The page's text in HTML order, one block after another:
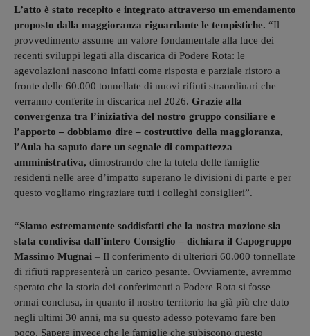
L’atto è stato recepito e integrato attraverso un emendamento
proposto dalla maggioranza riguardante le tempistiche. “Il
provvedimento assume un valore fondamentale alla luce dei
recenti sviluppi legati alla discarica di Podere Rota: le
agevolazioni nascono infatti come risposta e parziale ristoro a
fronte delle 60.000 tonnellate di nuovi rifiuti straordinari che
verranno conferite in discarica nel 2026. Grazie alla
convergenza tra l’iniziativa del nostro gruppo consiliare e
l’apporto – dobbiamo dire – costruttivo della maggioranza,
l’Aula ha saputo dare un segnale di compattezza
amministrativa, dimostrando che la tutela delle famiglie
residenti nelle aree d’impatto superano le divisioni di parte e per
questo vogliamo ringraziare tutti i colleghi consiglieri”.
“Siamo estremamente soddisfatti che la nostra mozione sia
stata condivisa dall’intero Consiglio – dichiara il Capogruppo
Massimo Mugnai – Il conferimento di ulteriori 60.000 tonnellate
di rifiuti rappresenterà un carico pesante. Ovviamente, avremmo
sperato che la storia dei conferimenti a Podere Rota si fosse
ormai conclusa, in quanto il nostro territorio ha già più che dato
negli ultimi 30 anni, ma su questo adesso potevamo fare ben
poco. Sapere invece che le famiglie che subiscono questo